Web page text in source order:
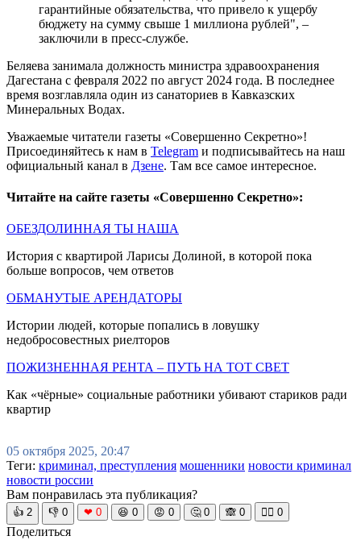
гарантийные обязательства, что привело к ущербу
бюджету на сумму свыше 1 миллиона рублей", –
заключили в пресс-службе.
Беляева занимала должность министра здравоохранения
Дагестана с февраля 2022 по август 2024 года. В последнее
время возглавляла один из санаториев в Кавказских
Минеральных Водах.
Уважаемые читатели газеты «Совершенно Секретно»!
Присоединяйтесь к нам в Telegram и подписывайтесь на наш
официальный канал в Дзене. Там все самое интересное.
Читайте на сайте газеты «Совершенно Секретно»:
ОБЕЗДОЛИННАЯ ТЫ НАША
История с квартирой Ларисы Долиной, в которой пока
больше вопросов, чем ответов
ОБМАНУТЫЕ АРЕНДАТОРЫ
Истории людей, которые попались в ловушку
недобросовестных риелторов
ПОЖИЗНЕННАЯ РЕНТА – ПУТЬ НА ТОТ СВЕТ
Как «чёрные» социальные работники убивают стариков ради
квартир
05 октября 2025, 20:47
Теги: криминал, преступления мошенники новости криминал
новости россии
Вам понравилась эта публикация?
👍 2 👎 0 ❤ 0 😆 0 😡 0 🤔 0 🙈 0 🧘‍♀️ 0
Поделиться